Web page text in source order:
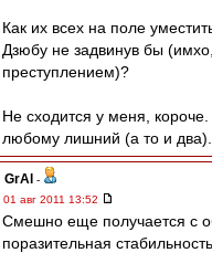
Как их всех на поле
Дзюбу не задвинув бы
преступлением)?
Не сходится у меня,
любому лишний (а то и два).
GrAl -
01 авг 2011 13:52
Смешно еще получается с
поразительная